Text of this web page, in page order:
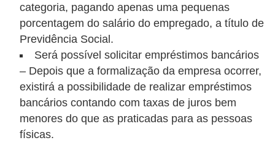
categoria, pagando apenas uma pequenas
porcentagem do salário do empregado, a título de
Previdência Social.
Será possível solicitar empréstimos bancários
– Depois que a formalização da empresa ocorrer,
existirá a possibilidade de realizar empréstimos
bancários contando com taxas de juros bem
menores do que as praticadas para as pessoas
físicas.
i
c
a
m
í
d